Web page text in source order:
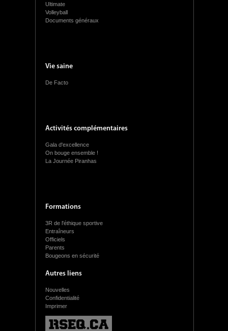
Ultimate
Volleyball
Documents généraux
Vie saine
De Facto
Activités complémentaires
Gala d'excellence
On bouge ensemble !
La Journée Piranhas
Formations
3R de l'éthique sportive
Entraîneurs
Officiels
Parents
Bougeons en sécurité
Autres liens
Nouvelles
Confidentialité
Imprimer